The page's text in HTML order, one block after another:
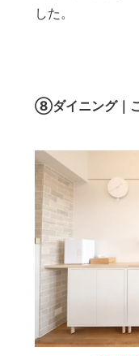
した。
⑧ダイニング｜